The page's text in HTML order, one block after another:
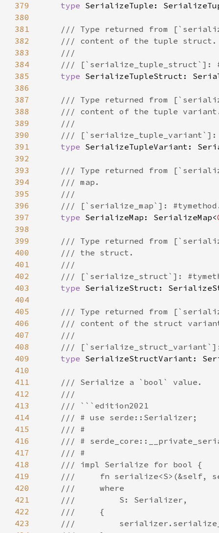
379
type SerializeTuple:
380
381
382
383
384
385
type SerializeTupleStruct:
386
387
388
389
390
391
type SerializeTupleVariant:
392
393
394
395
396
397
type SerializeMap: SerializeMap<
398
399
400
401
402
403
type SerializeStruct:
404
405
406
407
408
409
type SerializeStructVariant:
410
411
412
413
414
415
416
417
418
419
420
421
422
423